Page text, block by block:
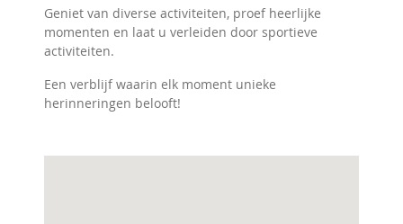
Geniet van diverse activiteiten, proef heerlijke
momenten en laat u verleiden door sportieve
activiteiten.
Een verblijf waarin elk moment unieke
herinneringen belooft!